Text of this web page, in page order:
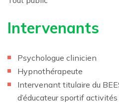
Intervenants
Psychologue clinicien
Hypnothérapeute
Intervenant titulaire du
d’éducateur sportif